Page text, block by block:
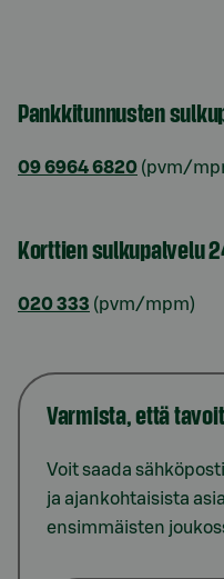
Pankkitunnusten
09 6964 6820 (pvm/
Korttien sulkupalvelu
020 333 (pvm/mpm)
Varmista, että
Voit saada
ja ajankohtaisista
ensimmäisten